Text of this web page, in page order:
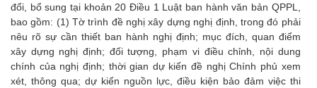
đổi, bổ sung tại khoản 20 Điều 1 Luật ban hành văn bản QPPL,
bao gồm: (1) Tờ trình đề nghị xây dựng nghị định, trong đó phải
nêu rõ sự cần thiết ban hành nghị định; mục đích, quan điểm
xây dựng nghị định; đối tượng, phạm vi điều chỉnh, nội dung
chính của nghị định; thời gian dự kiến đề nghị Chính phủ xem
xét, thông qua; dự kiến nguồn lực, điều kiện bảo đảm việc thi